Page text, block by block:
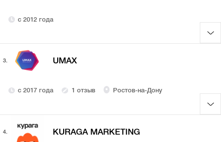
с 2012 года
3. UMAX
с 2017 года 1 отзыв Ростов-на-Дону
4. KURAGA MARKETING